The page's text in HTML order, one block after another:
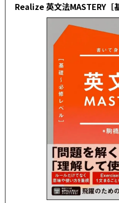
Realize 英文法MASTERY［